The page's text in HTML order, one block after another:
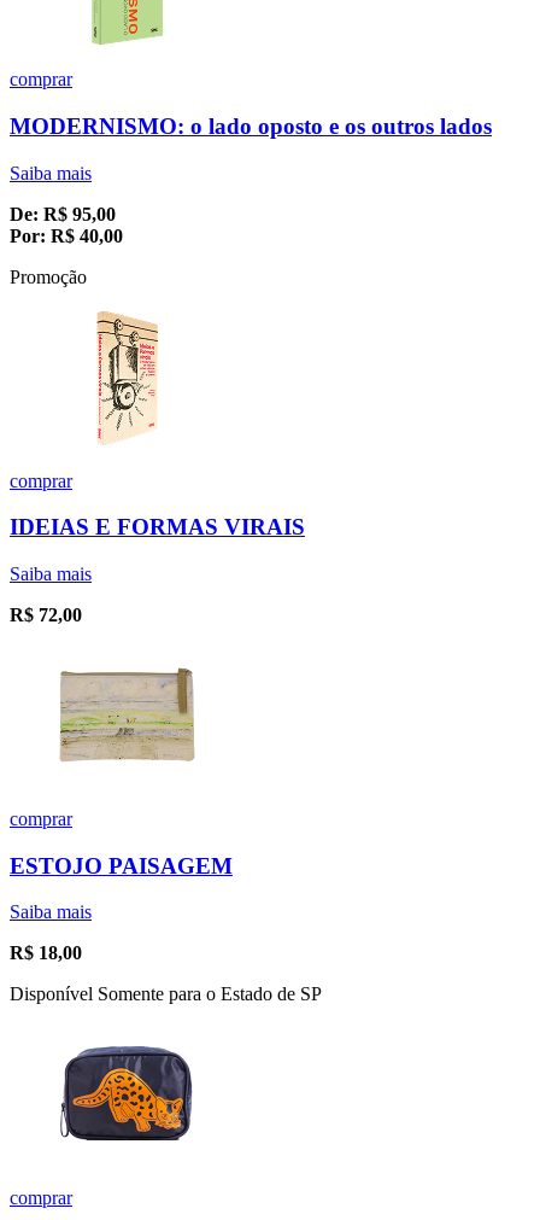
comprar
MODERNISMO: o lado oposto e os outros lados
Saiba mais
De: R$ 95,00
Por: R$ 40,00
Promoção
comprar
IDEIAS E FORMAS VIRAIS
Saiba mais
R$ 72,00
comprar
ESTOJO PAISAGEM
Saiba mais
R$ 18,00
Disponível Somente para o Estado de SP
comprar